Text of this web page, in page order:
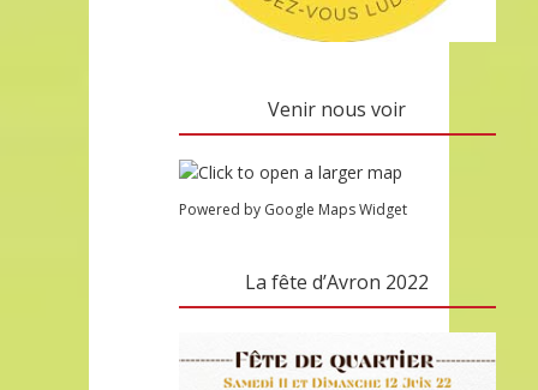
Venir nous voir
Powered by Google Maps Widget
La fête d’Avron 2022